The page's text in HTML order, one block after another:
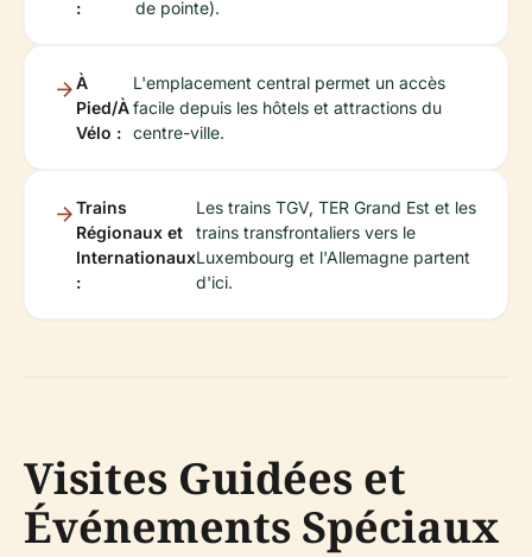
:
de pointe).
À
Pied/À
Vélo :
L'emplacement central permet un accès
facile depuis les hôtels et attractions du
centre-ville.
Trains
Régionaux et
Internationaux
:
Les trains TGV, TER Grand Est et les
trains transfrontaliers vers le
Luxembourg et l'Allemagne partent
d'ici.
Visites Guidées et
Événements Spéciaux